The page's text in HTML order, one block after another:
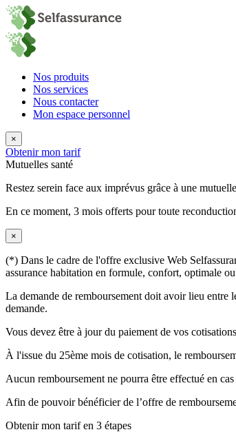
Nos produits
Nos services
Nous contacter
Mon espace personnel
×
Obtenir mon tarif
Mutuelles santé
Restez serein face aux imprévus grâce à une
En ce moment, 3 mois offerts pour toute
×
(*) Dans le cadre de l'offre exclusive Web
assurance habitation en formule, confort, optimale
La demande de remboursement doit avoir lieu entre
demande.
Vous devez être à jour du paiement de vos
À l'issue du 25ème mois de cotisation, le
Aucun remboursement ne pourra être effectué en
Afin de pouvoir bénéficier de l’offre de
Obtenir mon tarif en 3 étapes